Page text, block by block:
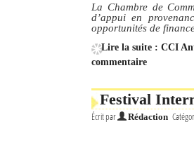
Sites touristiques
Diego Suarez Pratique
La Chambre de
d’appui en
opportunités de
Lire la suite : CCI
commentaire
Festival
Écrit par Rédaction